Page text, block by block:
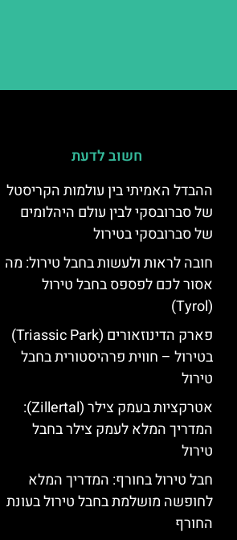
חשוב לדעת
ההבדל האמיתי בין עולמות הקריסטל
של סברובסקי לבין עולם היהלומים
של סברובסקי בטירול
חובה לראות ולעשות בחבל טירול: מה
אסור לכם לפספס בחבל טירול
(Tyrol)
פארק הדינוזאורים (Triassic Park)
בטירול – חווית פרהיסטורית בחבל
טירול
אטרקציות בעמק צילר (Zillertal):
המדריך המלא לעמק צילר בחבל
טירול
חבל טירול בחורף: המדריך המלא
לחופשה מושלמת בחבל טירול בעונת
החורף